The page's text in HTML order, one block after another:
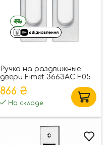
Ручка на раздвижные
двери Fimet 3663AC F05
матовый хром (комплект)
(33288)
866 ₴
На складе